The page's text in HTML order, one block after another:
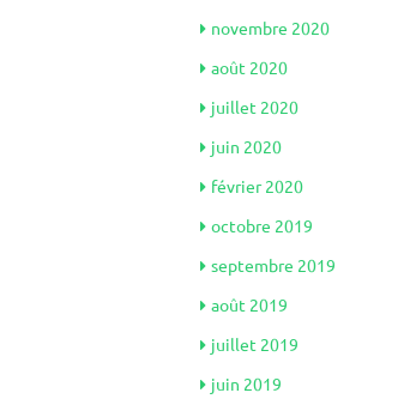
novembre 2020
août 2020
juillet 2020
juin 2020
février 2020
octobre 2019
septembre 2019
août 2019
juillet 2019
juin 2019